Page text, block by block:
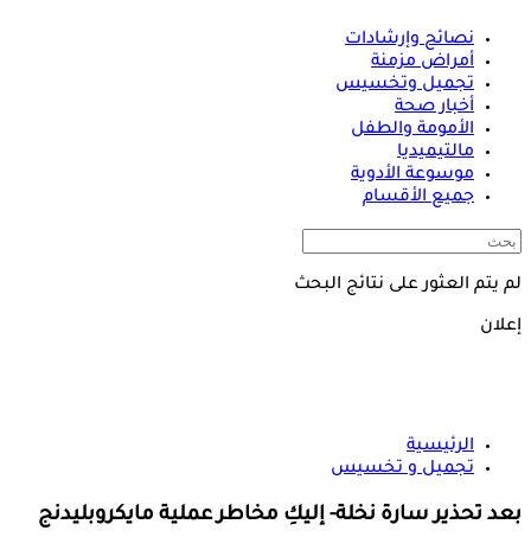
نصائح وإرشادات
أمراض مزمنة
تجميل وتخسيس
أخبار صحة
الأمومة والطفل
مالتيميديا
موسوعة الأدوية
جميع الأقسام
لم يتم العثور على نتائج البحث
إعلان
الرئيسية
تجميل و تخسيس
بعد تحذير سارة نخلة- إليكِ مخاطر عملية مايكروبليدنج